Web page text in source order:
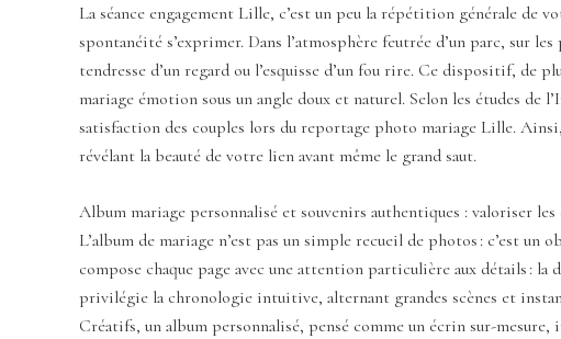
La séance engagement Lille, c’est un peu la répétition générale de
spontanéité s’exprimer. Dans l’atmosphère feutrée d’un parc, sur
tendresse d’un regard ou l’esquisse d’un fou rire. Ce dispositif,
mariage émotion sous un angle doux et naturel. Selon les études de
satisfaction des couples lors du reportage photo mariage Lille.
révélant la beauté de votre lien avant même le grand saut.
Album mariage personnalisé et souvenirs authentiques : valoriser
L’album de mariage n’est pas un simple recueil de photos : c’est
compose chaque page avec une attention particulière aux détails :
privilégie la chronologie intuitive, alternant grandes scènes et
Créatifs, un album personnalisé, pensé comme un écrin sur-